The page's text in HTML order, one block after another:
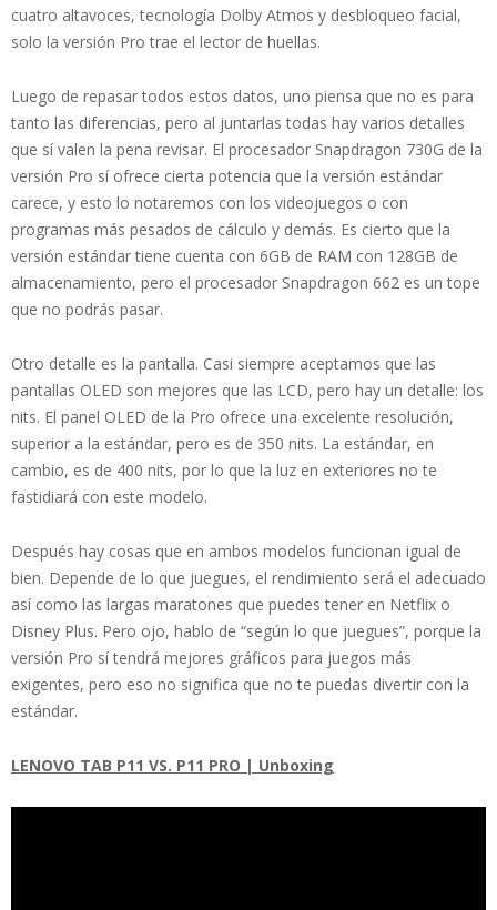
cuatro altavoces, tecnología Dolby Atmos y desbloqueo facial,
solo la versión Pro trae el lector de huellas.
Luego de repasar todos estos datos, uno piensa que no es para
tanto las diferencias, pero al juntarlas todas hay varios detalles
que sí valen la pena revisar. El procesador Snapdragon 730G de la
versión Pro sí ofrece cierta potencia que la versión estándar
carece, y esto lo notaremos con los videojuegos o con
programas más pesados de cálculo y demás. Es cierto que la
versión estándar tiene cuenta con 6GB de RAM con 128GB de
almacenamiento, pero el procesador Snapdragon 662 es un tope
que no podrás pasar.
Otro detalle es la pantalla. Casi siempre aceptamos que las
pantallas OLED son mejores que las LCD, pero hay un detalle: los
nits. El panel OLED de la Pro ofrece una excelente resolución,
superior a la estándar, pero es de 350 nits. La estándar, en
cambio, es de 400 nits, por lo que la luz en exteriores no te
fastidiará con este modelo.
Después hay cosas que en ambos modelos funcionan igual de
bien. Depende de lo que juegues, el rendimiento será el adecuado
así como las largas maratones que puedes tener en Netflix o
Disney Plus. Pero ojo, hablo de “según lo que juegues”, porque la
versión Pro sí tendrá mejores gráficos para juegos más
exigentes, pero eso no significa que no te puedas divertir con la
estándar.
LENOVO TAB P11 VS. P11 PRO | Unboxing